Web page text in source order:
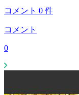
コメント 0 件
コメント
0